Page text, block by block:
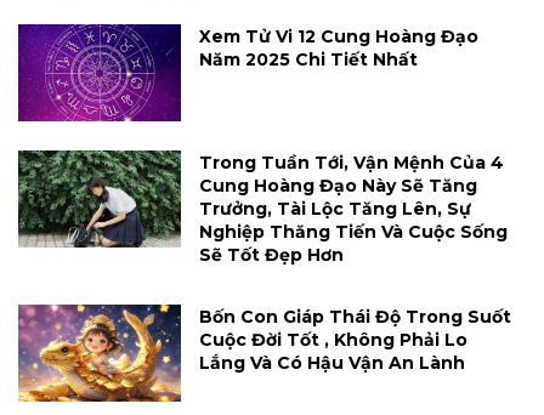
Xem Tử Vi 12 Cung Hoàng Đạo
Năm 2025 Chi Tiết Nhất
Trong Tuần Tới, Vận Mệnh Của 4
Cung Hoàng Đạo Này Sẽ Tăng
Trưởng, Tài Lộc Tăng Lên, Sự
Nghiệp Thăng Tiến Và Cuộc Sống
Sẽ Tốt Đẹp Hơn
Bốn Con Giáp Thái Độ Trong Suốt
Cuộc Đời Tốt , Không Phải Lo
Lắng Và Có Hậu Vận An Lành